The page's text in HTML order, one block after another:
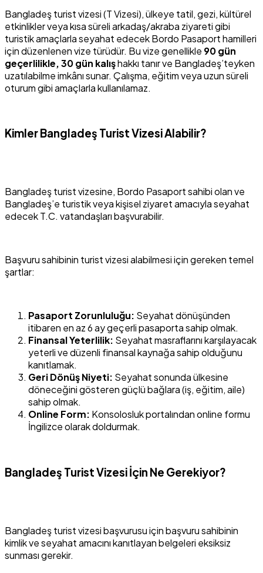
Bangladeş turist vizesi (T Vizesi), ülkeye tatil, gezi, kültürel
etkinlikler veya kısa süreli arkadaş/akraba ziyareti gibi
turistik amaçlarla seyahat edecek Bordo Pasaport hamilleri
için düzenlenen vize türüdür. Bu vize genellikle 90 gün
geçerlilikle, 30 gün kalışhakkı tanır ve Bangladeş’teyken
uzatılabilme imkânı sunar. Çalışma, eğitim veya uzun süreli
oturum gibi amaçlarla kullanılamaz.
Kimler Bangladeş Turist Vizesi Alabilir?
Bangladeş turist vizesine, Bordo Pasaport sahibi olan ve
Bangladeş’e turistik veya kişisel ziyaret amacıyla seyahat
edecek T.C. vatandaşları başvurabilir.
Başvuru sahibinin turist vizesi alabilmesi için gereken temel
şartlar:
Pasaport Zorunluluğu: Seyahat dönüşünden
itibaren en az 6 ay geçerli pasaporta sahip olmak.
Finansal Yeterlilik: Seyahat masraflarını karşılayacak
yeterli ve düzenli finansal kaynağa sahip olduğunu
kanıtlamak.
Geri Dönüş Niyeti: Seyahat sonunda ülkesine
döneceğini gösteren güçlü bağlara (iş, eğitim, aile)
sahip olmak.
Online Form: Konsolosluk portalından online formu
İngilizce olarak doldurmak.
Bangladeş Turist Vizesi İçin Ne Gerekiyor?
Bangladeş turist vizesi başvurusu için başvuru sahibinin
kimlik ve seyahat amacını kanıtlayan belgeleri eksiksiz
sunması gerekir.